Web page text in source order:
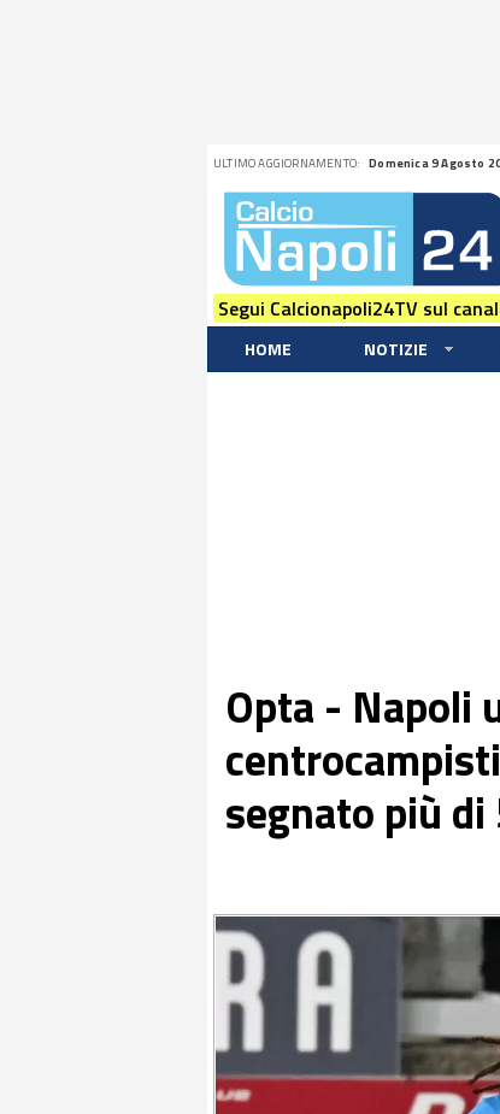
ULTIMO AGGIORNAMENTO: Domenica 9 Agosto
Segui Calcionapoli24TV sul
HOME NOTIZIE
Opta - Napoli
segnato più di